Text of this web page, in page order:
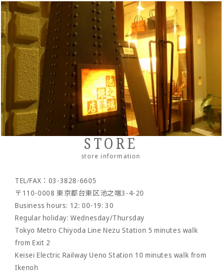
・Compact wallet
・Slim wallet
・Money clip
・Neck/shoulder wallet
・Zipper wallet
・Pass case/ID holder
- Key case/key chain
・Stationery
- System notebook/memo pad
- pencil case
・accessories
- bracelet
・belt
- Dress belt
- Casual belt
- Mesh belt
・others
- Mobile ashtray/smoking utensils
-Wallet chain/
Wallet rope
- Clock/Clock accessories
- Maintenance goods
- option
・Shoulder bag/backpack
・Clutch bag
・Pouch/mini pouch/mini bag
- Pocket bag
- Sakosh
Haru
IKENOHATA GINKAWATEN
Other
Italian shoulder
Italian Schrink
Pueblo
Cordovan
Sukumo
Others by leather material
Reserved product
STORE
store information
TEL/FAX：03-3828-6605
〒110-0008 東京都台東区池之端3-4-20
Business hours: 12: 00-19: 30
Regular holiday: Wednesday/Thursday
Tokyo Metro Chiyoda Line Nezu Station 5 minutes walk
from Exit 2
Keisei Electric Railway Ueno Station 10 minutes walk from
Ikenoh